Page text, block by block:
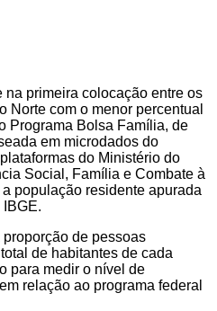
primeira colocação entre os
Norte com o menor percentual
Programa Bolsa Família, de
em microdados do
do Ministério do
Social, Família e Combate à
população residente apurada
de pessoas
de habitantes de cada
para medir o nível de
relação ao programa federal